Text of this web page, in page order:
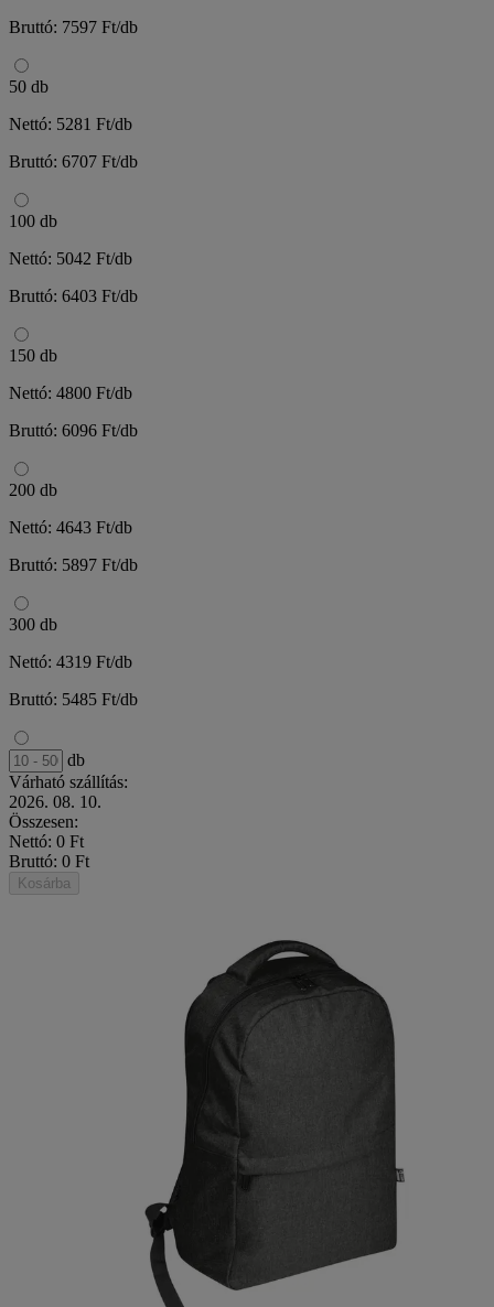
Bruttó: 7597 Ft/db
50 db
Nettó: 5281 Ft/db
Bruttó: 6707 Ft/db
100 db
Nettó: 5042 Ft/db
Bruttó: 6403 Ft/db
150 db
Nettó: 4800 Ft/db
Bruttó: 6096 Ft/db
200 db
Nettó: 4643 Ft/db
Bruttó: 5897 Ft/db
300 db
Nettó: 4319 Ft/db
Bruttó: 5485 Ft/db
db
Várható szállítás:
2026. 08. 10.
Összesen:
Nettó: 0 Ft
Bruttó: 0 Ft
Kosárba